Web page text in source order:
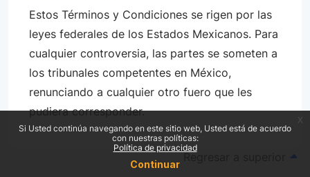
Si Usted continúa navegando en este sitio web, Usted está de acuerdo
con nuestras políticas:
Política de privacidad
Continuar
Estos Términos y Condiciones se rigen por las
leyes federales de los Estados Mexicanos. Para
cualquier controversia, las partes se someten a
los tribunales competentes en México,
renunciando a cualquier otro fuero que les
pudiera corresponder.